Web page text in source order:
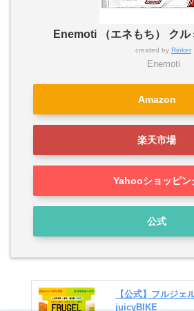
Enemoti （エネもち） ク
created by Rinker
Enemoti
Amazon
楽天市場
Yahooショッピン
公式
【公式】フルジ
juicyBIKE